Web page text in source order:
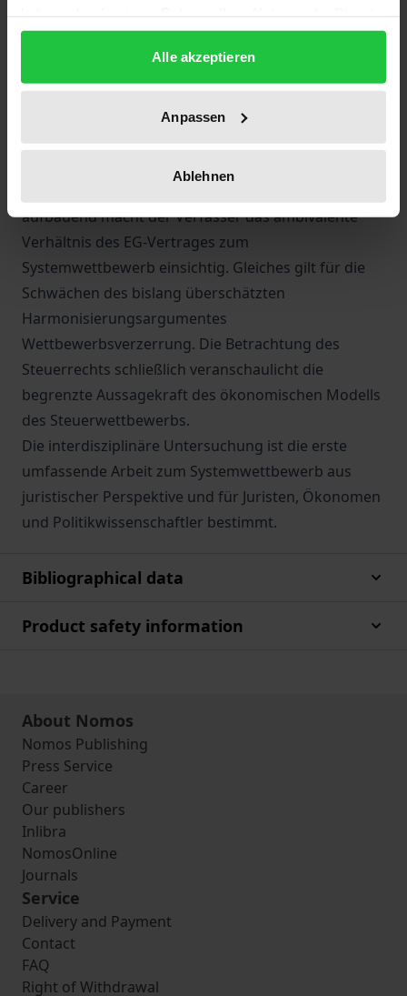
gesammelt haben.
Alle akzeptieren
Anpassen
Ablehnen
Nach der Darstellung der bisherigen Modelle der
Nationalökonomie analysiert der Verfasser den
Systemwettbewerb anhand verschiedener
Rechtsgebiete wie Gesellschafts-, Versicherungs-
und Bankrecht. Dabei stellt sich die überragende,
aufbauend macht der Verfasser das ambivalente
Verhältnis des EG-Vertrages zum
Systemwettbewerb einsichtig. Gleiches gilt für die
Schwächen des bislang überschätzten
Harmonisierungsargumentes
Wettbewerbsverzerrung. Die Betrachtung des
Steuerrechts schließlich veranschaulicht die
begrenzte Aussagekraft des ökonomischen Modells
des Steuerwettbewerbs.
Die interdisziplinäre Untersuchung ist die erste
umfassende Arbeit zum Systemwettbewerb aus
juristischer Perspektive und für Juristen, Ökonomen
und Politikwissenschaftler bestimmt.
Bibliographical data
Product safety information
About Nomos
Nomos Publishing
Press Service
Career
Our publishers
Inlibra
NomosOnline
Journals
Service
Delivery and Payment
Contact
FAQ
Right of Withdrawal